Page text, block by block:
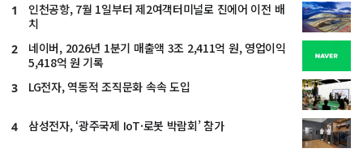
1
인천공항, 7월 1일부터 제2여객터미널로 진에어 이전 배
치
2
네이버, 2026년 1분기 매출액 3조 2,411억 원, 영업이익
5,418억 원 기록
3 LG전자, 역동적 조직문화 속속 도입
4 삼성전자, ‘광주국제 IoT·로봇 박람회’ 참가